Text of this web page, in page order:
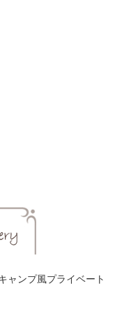
ャンプ風プライベート